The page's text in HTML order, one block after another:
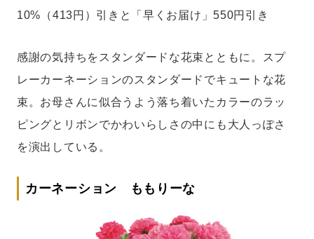
10%（413円）引きと「早くお届け」550円引き
感謝の気持ちをスタンダードな花束とともに。スプ
レーカーネーションのスタンダードでキュートな花
束。お母さんに似合うよう落ち着いたカラーのラッ
ピングとリボンでかわいらしさの中にも大人っぽさ
を演出している。
カーネーション ももりーな